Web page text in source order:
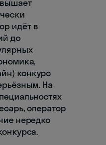
идёт в
до
конкурс
На
оператор
нередко